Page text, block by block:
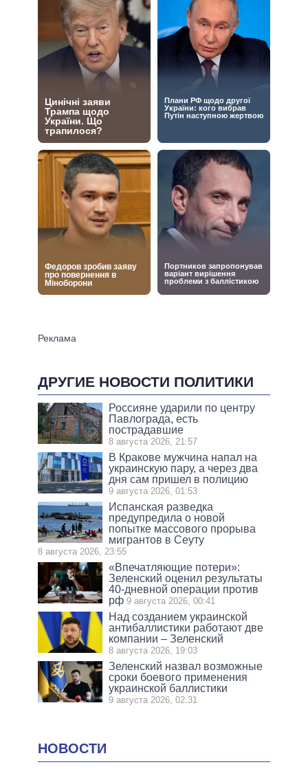
ДРУГИЕ НОВОСТИ ПОЛИТИКИ
Россияне ударили по центру
Павлограда, есть
пострадавшие
8 августа 2026, 21:57
В Кракове мужчина напал на
украинскую пару, а через два
дня сам пришел в полицию
9 августа 2026, 01:53
Испанская разведка
предупредила о новой
попытке массового прорыва
мигрантов в Сеуту
8 августа 2026, 23:55
«Впечатляющие потери»:
Зеленский оценил результаты
40-дневной операции против
рф 9 августа 2026, 00:41
Над созданием украинской
антибаллистики работают две
компании – Зеленский
8 августа 2026, 19:03
Зеленский назвал возможные
сроки боевого применения
украинской баллистики
9 августа 2026, 02:31
НОВОСТИ